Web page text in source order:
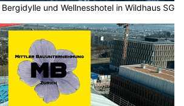
Bergidylle und Wellnesshotel in Wildhaus SG